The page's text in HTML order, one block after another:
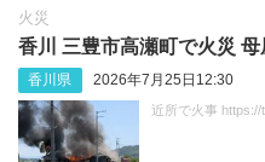
火災
香川 三豊市高瀬町で火災
香川県 2026年7月25日12:30
近所で火事